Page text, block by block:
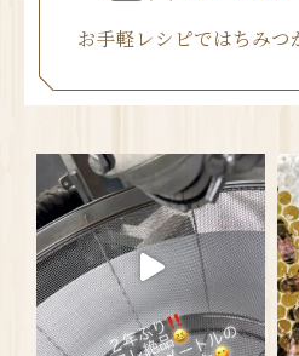
お手軽レシピではちみつ